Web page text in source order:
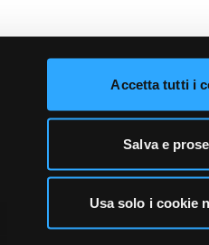
Accetta tutti i
Salva e
Usa solo i cookie